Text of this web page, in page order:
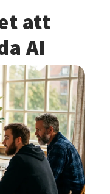
att
AI